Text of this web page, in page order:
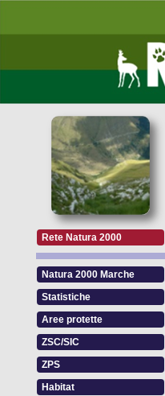
Rete Natura 2000
Natura 2000 Marche
Statistiche
Aree protette
ZSC/SIC
ZPS
Habitat